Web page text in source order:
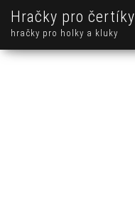
Hračky pro čertíky
hračky pro holky a kluky